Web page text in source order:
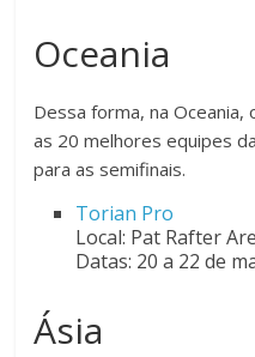
Oceania
Dessa forma, na
as 20 melhores equipes
para as semifinais.
Torian Pro
Local: Pat Rafter
Datas: 20 a 22 de
Ásia